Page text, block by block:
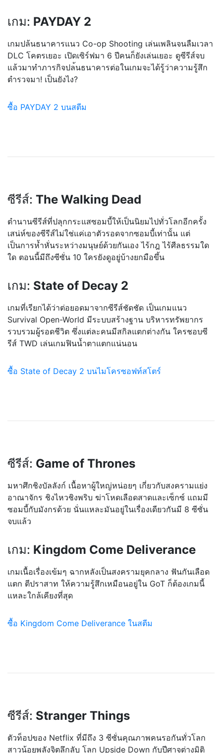
เกม: PAYDAY 2
เกมปล้นธนาคารแนว Co-op Shooting เล่นเพลินจนลืมเวลา
DLC โคตรเยอะ เปิดเซิร์ฟมา 6 ปีคนก็ยังเล่นเยอะ ดูซีรีส์จบ
แล้วมาทำภารกิจปล้นธนาคารต่อในเกมจะได้รู้ว่าความรู้สึก
ตำรวจมา! เป็นยังไง?
ซื้อ PAYDAY 2 บนสตีม
ซีรีส์: The Walking Dead
ตำนานซีรีส์ที่ปลุกกระแสซอมบี้ให้เป็นนิยมไปทั่วโลกอีกครั้ง
เสน่ห์ของซีรีส์ไม่ใช่แค่เอาตัวรอดจากซอมบี้เท่านั้น แต่
เป็นการห้ำหั่นระหว่างมนุษย์ด้วยกันเอง ไร้กฎ ไร้ศีลธรรมใด
ใด ตอนนี้มีถึงซีซั่น 10 ใครยังดูอยู่บ้างยกมือขึ้น
เกม: State of Decay 2
เกมที่เรียกได้ว่าต่อยอดมาจากซีรีส์ชัดชัด เป็นเกมแนว
Survival Open-World มีระบบสร้างฐาน บริหารทรัพยากร
รวบรวมผู้รอดชีวิต ซึ่งแต่ละคนมีสกิลแตกต่างกัน ใครชอบซี
รีส์ TWD เล่นเกมฟินน้ำตาแตกแน่นอน
ซื้อ State of Decay 2 บนไมโครซอฟท์สโตร์
ซีรีส์: Game of Thrones
มหาศึกชิงบัลลังก์ เนื้อหาผู้ใหญ่หน่อยๆ เกี่ยวกับสงครามแย่ง
อาณาจักร ชิงไหวชิงพริบ ฆ่าโหดเลือดสาดและเซ็กซ์ แถมมี
ซอมบี้กับมังกรด้วย นั่นแหละมันอยู่ในเรื่องเดียวกันมี 8 ซีซั่น
จบแล้ว
เกม: Kingdom Come Deliverance
เกมเนื้อเรื่องเข้มๆ ฉากหลังเป็นสงครามยุคกลาง ฟันกันเลือด
แตก ตีปราสาท ให้ความรู้สึกเหมือนอยู่ใน GoT ก็ต้องเกมนี้
แหละใกล้เคียงที่สุด
ซื้อ Kingdom Come Deliverance ในสตีม
ซีรีส์: Stranger Things
ตัวท็อปของ Netflix ที่มีถึง 3 ซีซั่นคุณภาพคนรอกันทั่วโลก
สาวน้อยพลังจิตลึกลับ โลก Upside Down กับปีศาจต่างมิติ